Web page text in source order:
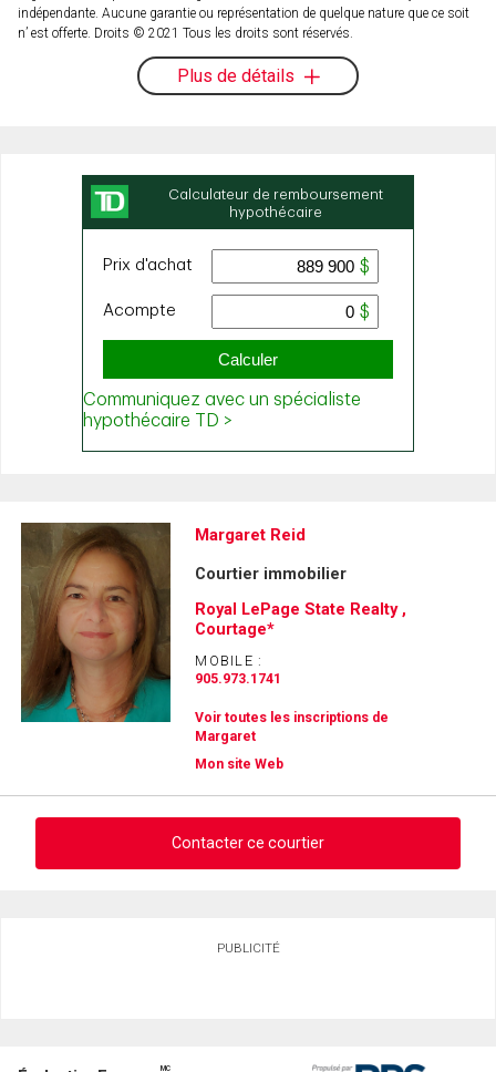
indépendante. Aucune garantie ou représentation de quelque nature que ce soit
n’ est offerte. Droits © 2021 Tous les droits sont réservés.
Plus de détails
Margaret Reid
Courtier immobilier
Royal LePage State Realty ,
Courtage*
MOBILE :
905.973.1741
Voir toutes les inscriptions de
Margaret
Mon site Web
Contacter ce courtier
PUBLICITÉ
MC